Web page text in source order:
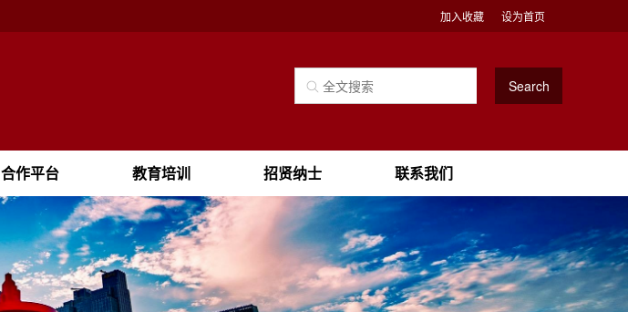
设为首页
加入收藏
Search
合作平台 教育培训 招贤纳士 联系我们